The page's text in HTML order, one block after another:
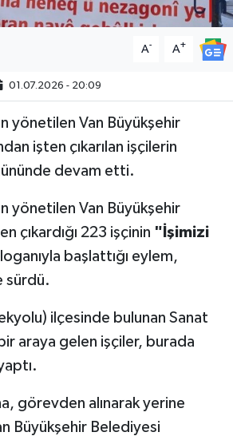
A- A+
01.07.2026 - 20:09
yönetilen Van Büyükşehir
işten çıkarılan işçilerin
devam etti.
yönetilen Van Büyükşehir
çıkardığı 223 işçinin "İşimizi
başlattığı eylem,
sürdü.
ilçesinde bulunan Sanat
araya gelen işçiler, burada
görevden alınarak yerine
Büyükşehir Belediyesi